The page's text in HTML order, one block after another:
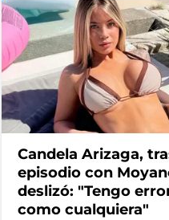
Candela Arizaga,
episodio con
deslizó: "Tengo
como cualquiera"